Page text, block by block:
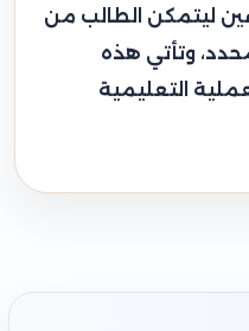
ليتمكن الطالب من
وتأتي هذه
التعليمية